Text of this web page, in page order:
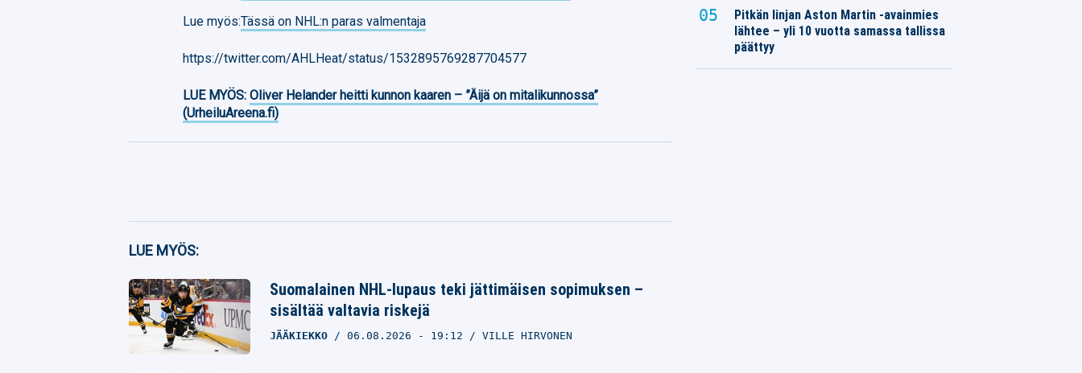
Lue myös:Tässä on NHL:n paras valmentaja
https://twitter.com/AHLHeat/status/1532895769287704577
LUE MYÖS:Oliver Helander heitti kunnon kaaren – ”Äijä on mitalikunnossa”
(UrheiluAreena.fi)
Facebook
Twitter
Whatsapp
LUE MYÖS:
Suomalainen NHL-lupaus teki jättimäisen sopimuksen –
sisältää valtavia riskejä
JÄÄKIEKKO 06.08.2026 - 19:12 VILLE HIRVONEN
Pitkän linjan Aston Martin -avainmies
lähtee – yli 10 vuotta samassa tallissa
päättyy